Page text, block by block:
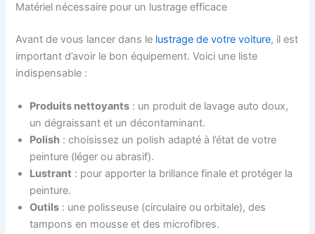
Matériel nécessaire pour un lustrage efficace
Avant de vous lancer dans le lustrage de votre voiture, il est
important d’avoir le bon équipement. Voici une liste
indispensable :
Produits nettoyants : un produit de lavage auto doux,
un dégraissant et un décontaminant.
Polish : choisissez un polish adapté à l’état de votre
peinture (léger ou abrasif).
Lustrant : pour apporter la brillance finale et protéger la
peinture.
Outils : une polisseuse (circulaire ou orbitale), des
tampons en mousse et des microfibres.